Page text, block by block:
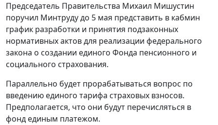
Председатель Правительства Михаил Мишустин
поручил Минтруду до 5 мая представить в кабмин
график разработки и принятия подзаконных
нормативных актов для реализации федерального
закона о создании единого Фонда пенсионного и
социального страхования.
Параллельно будет прорабатываться вопрос по
введению единого тарифа страховых взносов.
Предполагается, что они будут перечисляться в
фонд единым платежом.